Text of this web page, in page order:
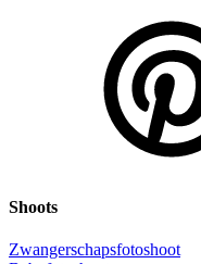
Shoots
Zwangerschapsfotoshoot